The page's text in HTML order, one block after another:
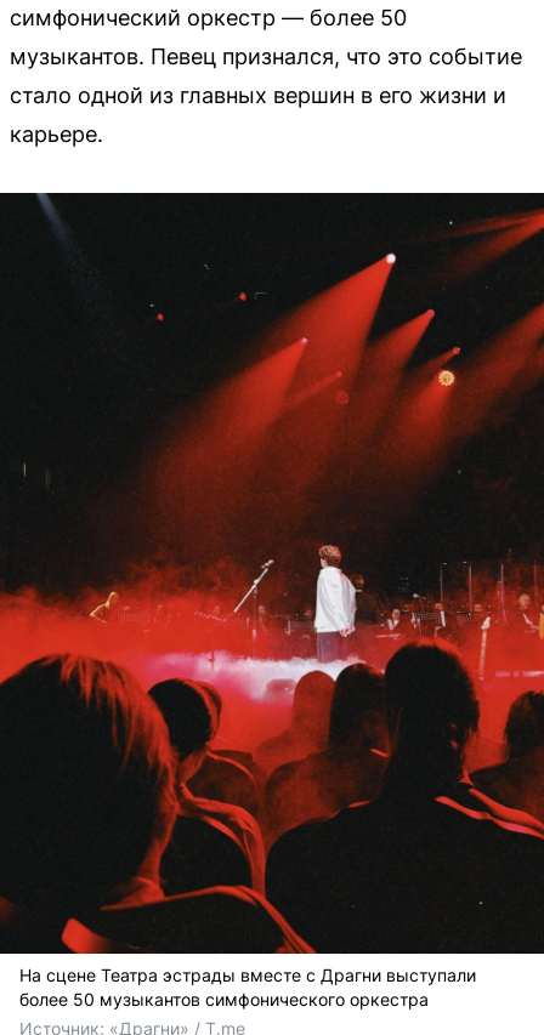
симфонический оркестр — более 50
музыкантов. Певец признался, что это событие
стало одной из главных вершин в его жизни и
карьере.
На сцене Театра эстрады вместе с Драгни выступали
более 50 музыкантов симфонического оркестра
Источник: «Драгни» / T.me